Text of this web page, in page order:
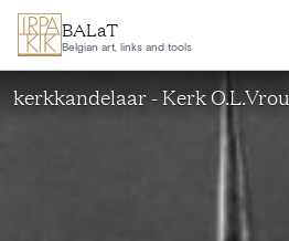
Ga naar hoofdinhoud
BALaT
Belgian art, links and tools
kerkkandelaar - Kerk